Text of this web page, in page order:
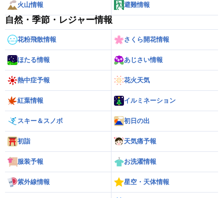
火山情報 避難情報
自然・季節・レジャー情報
花粉飛散情報 さくら開花情報
ほたる情報 あじさい情報
熱中症予報 花火天気
紅葉情報 イルミネーション
スキー＆スノボ 初日の出
初詣 天気痛予報
服装予報 お洗濯情報
紫外線情報 星空・天体情報